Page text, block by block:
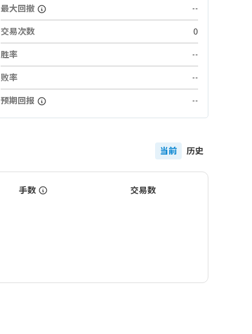
最大回撤
--
交易次数
0
胜率
--
败率
--
预期回报
--
当前 历史
手数 交易数